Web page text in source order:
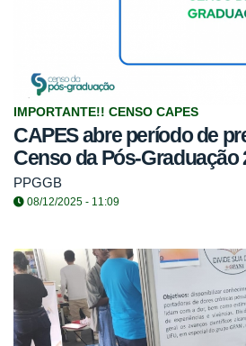
IMPORTANTE!! CENSO CAPES
CAPES abre período de
Censo da Pós-Graduação
PPGGB
08/12/2025 - 11:09